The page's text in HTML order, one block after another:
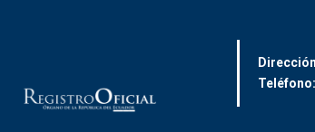
Teléfono: